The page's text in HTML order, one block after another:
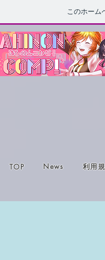
このホーム
TOP News 利用